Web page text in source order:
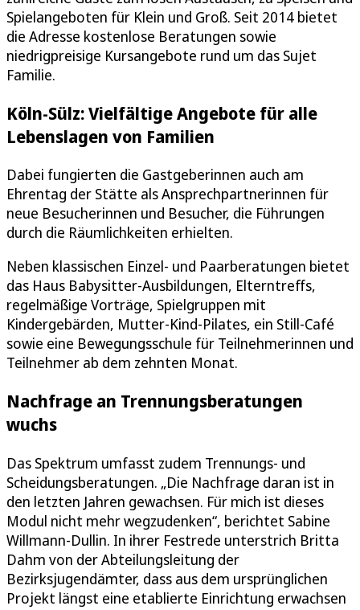
Spielangeboten für Klein und Groß. Seit 2014 bietet
die Adresse kostenlose Beratungen sowie
niedrigpreisige Kursangebote rund um das Sujet
Familie.
Köln-Sülz: Vielfältige Angebote für alle
Lebenslagen von Familien
Dabei fungierten die Gastgeberinnen auch am
Ehrentag der Stätte als Ansprechpartnerinnen für
neue Besucherinnen und Besucher, die Führungen
durch die Räumlichkeiten erhielten.
Neben klassischen Einzel- und Paarberatungen bietet
das Haus Babysitter-Ausbildungen, Elterntreffs,
regelmäßige Vorträge, Spielgruppen mit
Kindergebärden, Mutter-Kind-Pilates, ein Still-Café
sowie eine Bewegungsschule für Teilnehmerinnen und
Teilnehmer ab dem zehnten Monat.
Nachfrage an Trennungsberatungen
wuchs
Das Spektrum umfasst zudem Trennungs- und
Scheidungsberatungen. „Die Nachfrage daran ist in
den letzten Jahren gewachsen. Für mich ist dieses
Modul nicht mehr wegzudenken“, berichtet Sabine
Willmann-Dullin. In ihrer Festrede unterstrich Britta
Dahm von der Abteilungsleitung der
Bezirksjugendämter, dass aus dem ursprünglichen
Projekt längst eine etablierte Einrichtung erwachsen